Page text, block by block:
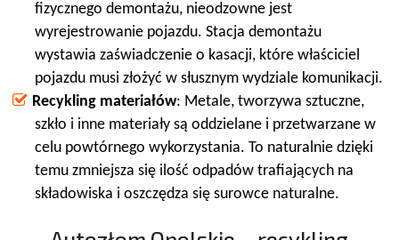
fizycznego demontażu, nieodzowne jest
wyrejestrowanie pojazdu. Stacja demontażu
wystawia zaświadczenie o kasacji, które właściciel
pojazdu musi złożyć w słusznym wydziale komunikacji.
Recykling materiałów: Metale, tworzywa sztuczne,
szkło i inne materiały są oddzielane i przetwarzane w
celu powtórnego wykorzystania. To naturalnie dzięki
temu zmniejsza się ilość odpadów trafiających na
składowiska i oszczędza się surowce naturalne.